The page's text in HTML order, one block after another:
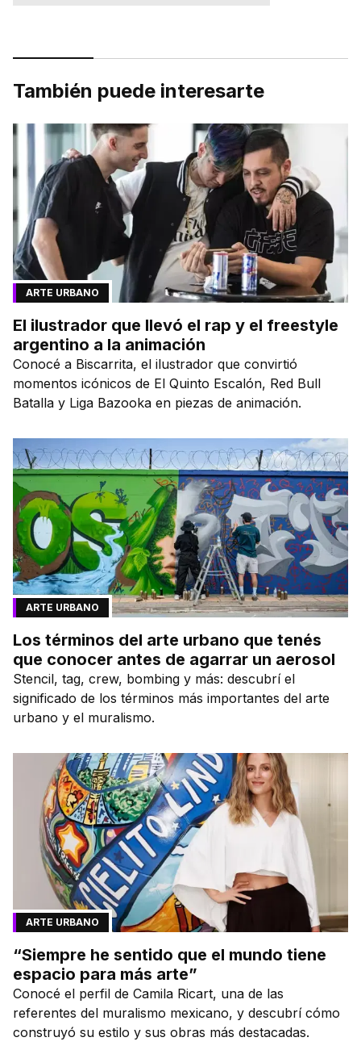
También puede interesarte
ARTE URBANO
El ilustrador que llevó el rap y el freestyle
argentino a la animación
Conocé a Biscarrita, el ilustrador que convirtió
momentos icónicos de El Quinto Escalón, Red Bull
Batalla y Liga Bazooka en piezas de animación.
ARTE URBANO
Los términos del arte urbano que tenés
que conocer antes de agarrar un aerosol
Stencil, tag, crew, bombing y más: descubrí el
significado de los términos más importantes del arte
urbano y el muralismo.
ARTE URBANO
“Siempre he sentido que el mundo tiene
espacio para más arte”
Conocé el perfil de Camila Ricart, una de las
referentes del muralismo mexicano, y descubrí cómo
construyó su estilo y sus obras más destacadas.